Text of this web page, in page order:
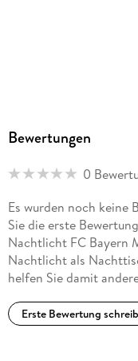
Bewertungen
0
Es wurden noch keine
Sie die erste
Nachtlicht FC Bayern
Nachtlicht als
helfen Sie damit
Erste Bewertung